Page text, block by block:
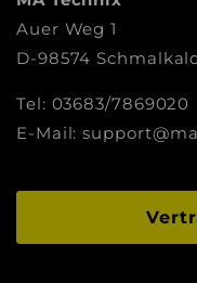
Auer Weg 1
D-98574
Tel: 03683/7869020
E-Mail: